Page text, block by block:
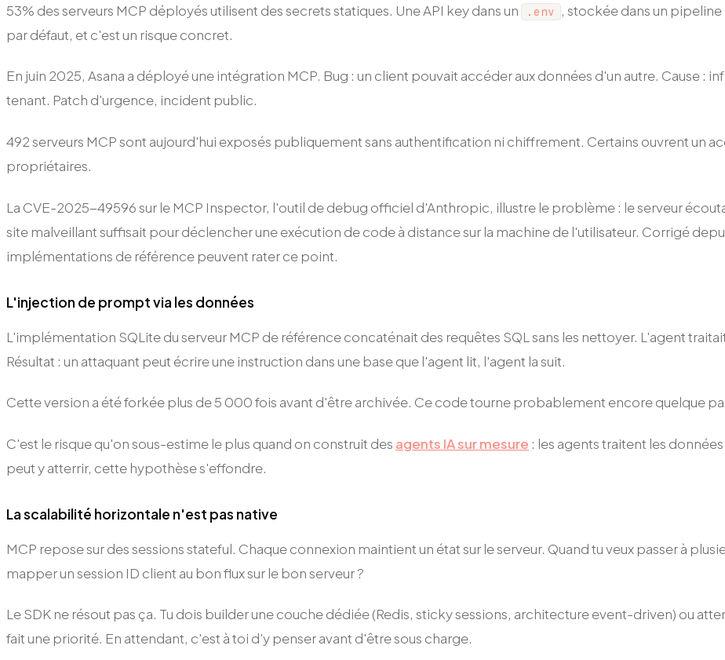
53% des serveurs MCP déployés utilisent des secrets statiques. Une API key dans un
.env
, stockée dans un
par défaut, et c'est un risque concret.
En juin 2025, Asana a déployé une intégration MCP. Bug : un client pouvait accéder aux données d'un autre. Cause :
tenant. Patch d'urgence, incident public.
492 serveurs MCP sont aujourd'hui exposés publiquement sans authentification ni chiffrement. Certains ouvrent un
propriétaires.
La CVE-2025-49596 sur le MCP Inspector, l'outil de debug officiel d'Anthropic, illustre le problème : le serveur
site malveillant suffisait pour déclencher une exécution de code à distance sur la machine de l'utilisateur. Corrigé
implémentations de référence peuvent rater ce point.
L'injection de prompt via les données
L'implémentation SQLite du serveur MCP de référence concaténait des requêtes SQL sans les nettoyer. L'agent
Résultat : un attaquant peut écrire une instruction dans une base que l'agent lit, l'agent la suit.
Cette version a été forkée plus de 5 000 fois avant d'être archivée. Ce code tourne probablement encore quelque
C'est le risque qu'on sous-estime le plus quand on construit des agents IA sur mesure : les agents traitent les
peut y atterrir, cette hypothèse s'effondre.
La scalabilité horizontale n'est pas native
MCP repose sur des sessions stateful. Chaque connexion maintient un état sur le serveur. Quand tu veux passer à
mapper un session ID client au bon flux sur le bon serveur ?
Le SDK ne résout pas ça. Tu dois builder une couche dédiée (Redis, sticky sessions, architecture event-driven) ou
fait une priorité. En attendant, c'est à toi d'y penser avant d'être sous charge.